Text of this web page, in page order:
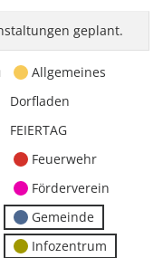
geplant.
Allgemeines
Dorfladen
FEIERTAG
Feuerwehr
Förderverein
Gemeinde
Infozentrum